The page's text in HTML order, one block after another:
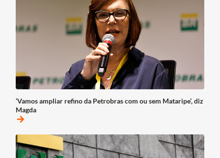
‘Vamos ampliar refino da Petrobras com ou sem Mataripe’, diz
Magda
arrow_forward